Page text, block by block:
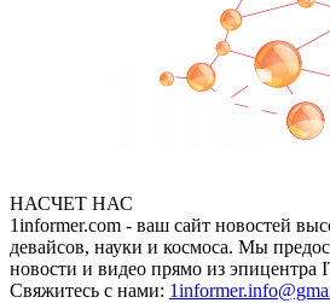
НАСЧЕТ НАС
1informer.com - ваш сайт новостей
девайсов, науки и космоса. Мы
новости и видео прямо из эпицентра
Свяжитесь с нами: